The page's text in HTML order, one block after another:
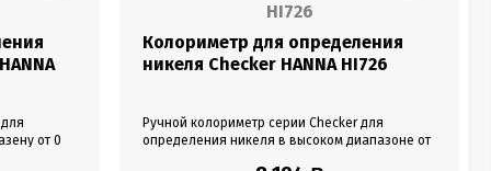
от 0
HI726
Колориметр для определения
никеля Checker HANNA HI726
Ручной колориметр серии Checker для
определения никеля в высоком диапазоне от